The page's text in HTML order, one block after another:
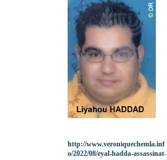
http://www.veroniquechemla.inf
o/2022/08/eyal-hadda-assassinat-